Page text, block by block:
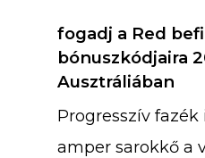
fogadj a Red
bónuszkódjaira
Ausztráliában
Progresszív fazék
amper sarokkő a